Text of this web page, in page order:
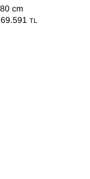
cm
69.591 TL